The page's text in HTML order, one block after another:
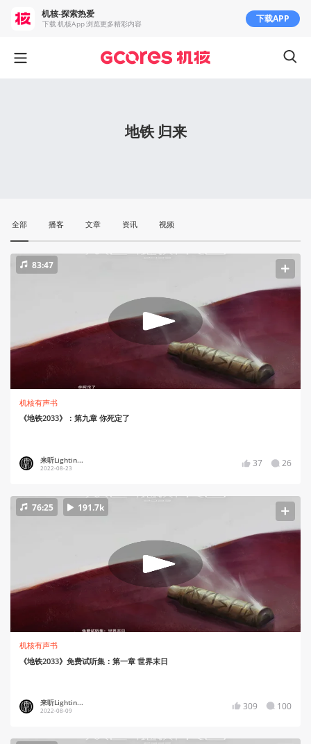
地铁 归来
全部 播客 文章 资讯 视频
83:47
机核有声书
《地铁2033》：第九章 你死定了
来听Lightin...
2022-08-23 37 26
76:25 191.7k
机核有声书
《地铁2033》免费试听集：第一章 世界末日
来听Lightin...
2022-08-09 309 100
机核-探索热爱
下载 机核App 浏览更多精彩内容 下载APP